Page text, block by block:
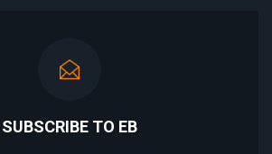
SUBSCRIBE TO EB